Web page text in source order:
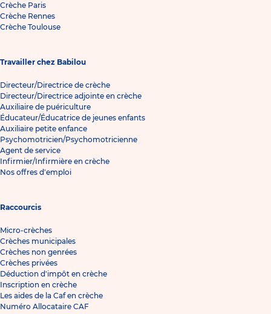
Crèche Paris
Crèche Rennes
Crèche Toulouse
Travailler chez Babilou
Directeur/Directrice de crèche
Directeur/Directrice adjointe en crèche
Auxiliaire de puériculture
Éducateur/Éducatrice de jeunes enfants
Auxiliaire petite enfance
Psychomotricien/Psychomotricienne
Agent de service
Infirmier/Infirmière en crèche
Nos offres d'emploi
Raccourcis
Micro-crèches
Crèches municipales
Crèches non genrées
Crèches privées
Déduction d'impôt en crèche
Inscription en crèche
Les aides de la Caf en crèche
Numéro Allocataire CAF